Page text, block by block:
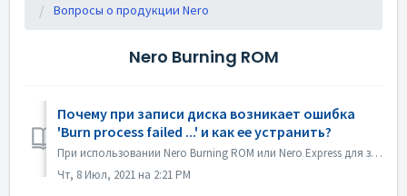
Вопросы о продукции Nero
Nero Burning ROM
Почему при записи диска возникает ошибка
'Burn process failed ...' и как ее устранить?
При использовании Nero Burning ROM или Nero Express для записи контента на диск вы можете столкнуться с сообщением об ошибке "Burn process failed ...&q...
Чт, 8 Июл, 2021 на 2:21 PM